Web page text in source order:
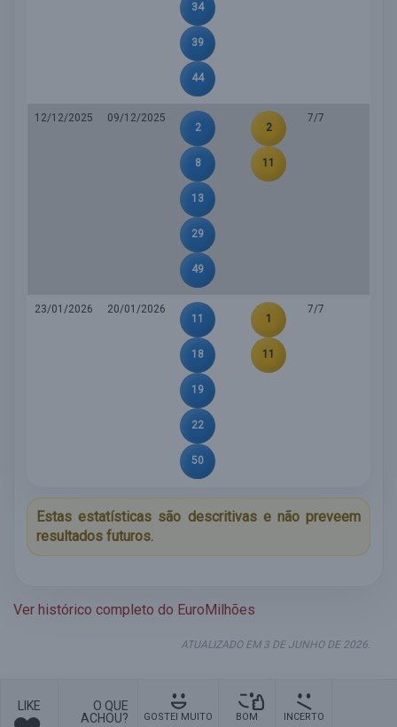
34
39
44
12/12/2025
09/12/2025
2
8
13
29
49
2
11
7/7
23/01/2026
20/01/2026
11
18
19
22
50
1
11
7/7
Estas estatísticas são descritivas e não preveem
resultados futuros.
Ver histórico completo do EuroMilhões
ATUALIZADO EM 3 DE JUNHO DE 2026.
LIKE
O QUE
ACHOU?
GOSTEI MUITO
BOM
INCERTO